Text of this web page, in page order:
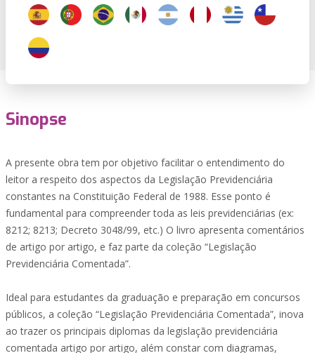
Sinopse
A presente obra tem por objetivo facilitar o entendimento do
leitor a respeito dos aspectos da Legislação Previdenciária
constantes na Constituição Federal de 1988. Esse ponto é
fundamental para compreender toda as leis previdenciárias (ex:
8212; 8213; Decreto 3048/99, etc.) O livro apresenta comentários
de artigo por artigo, e faz parte da coleção “Legislação
Previdenciária Comentada”.
Ideal para estudantes da graduação e preparação em concursos
públicos, a coleção “Legislação Previdenciária Comentada”, inova
ao trazer os principais diplomas da legislação previdenciária
comentada artigo por artigo, além constar com diagramas,